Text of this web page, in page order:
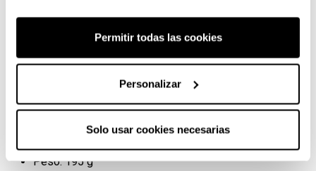
Permitir todas las cookies
Personalizar
Solo usar cookies necesarias
Dimensiones y pesos
Altura: 12 cm
Diámetro: 5.5 cm
Peso: 195 g